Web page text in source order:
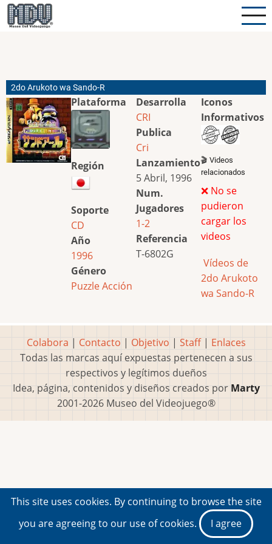
Pasar
al
2do Arukoto wa Sando-R
Plataforma
Región
Soporte
CD
Año
1996
Género
PuzzleAcción
Desarrolla
CRI
Publica
Cri
Lanzamiento
5 Abril, 1996
Num.
Jugadores
1-2
Referencia
T-6802G
Iconos
Informativos
🎬 Videos
relacionados
❌ No se
pudieron
cargar los
videos
Vídeos de
2do Arukoto
wa Sando-R
Colabora | Contacto | Objetivo | Staff| Enlaces
Todas las marcas aquí expuestas pertenecen a sus
respectivos y legítimos dueños
Idea, página, contenidos y diseños creados por Marty
2001-2026 Museo del Videojuego®
This site uses cookies. By continuing to browse the site
you are agreeing to our use of cookies.
I agree